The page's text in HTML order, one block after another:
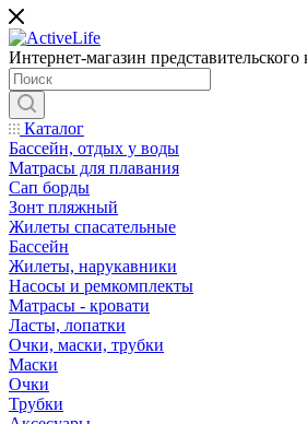
Интернет-магазин представительского
Каталог
Бассейн, отдых у воды
Матрасы для плавания
Сап борды
Зонт пляжный
Жилеты спасательные
Бассейн
Жилеты, нарукавники
Насосы и ремкомплекты
Матрасы - кровати
Ласты, лопатки
Очки, маски, трубки
Маски
Очки
Трубки